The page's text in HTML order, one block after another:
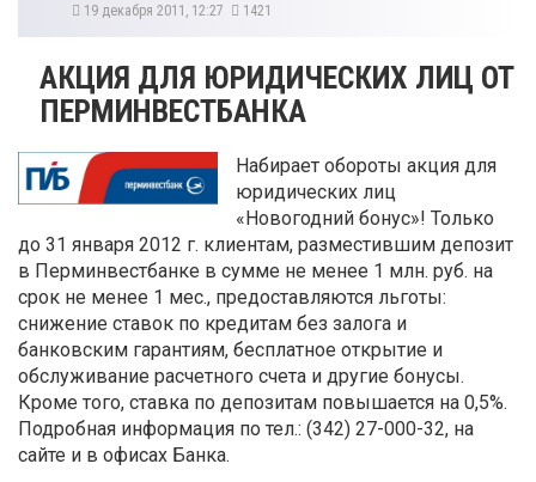
19 декабря 2011, 12:27 1421
АКЦИЯ ДЛЯ ЮРИДИЧЕСКИХ ЛИЦ ОТ
ПЕРМИНВЕСТБАНКА
Набирает обороты акция для
юридических лиц
«Новогодний бонус»! Только
до 31 января 2012 г. клиентам, разместившим депозит
в Перминвестбанке в сумме не менее 1 млн. руб. на
срок не менее 1 мес., предоставляются льготы:
снижение ставок по кредитам без залога и
банковским гарантиям, бесплатное открытие и
обслуживание расчетного счета и другие бонусы.
Кроме того, ставка по депозитам повышается на 0,5%.
Подробная информация по тел.: (342) 27-000-32, на
сайте и в офисах Банка.